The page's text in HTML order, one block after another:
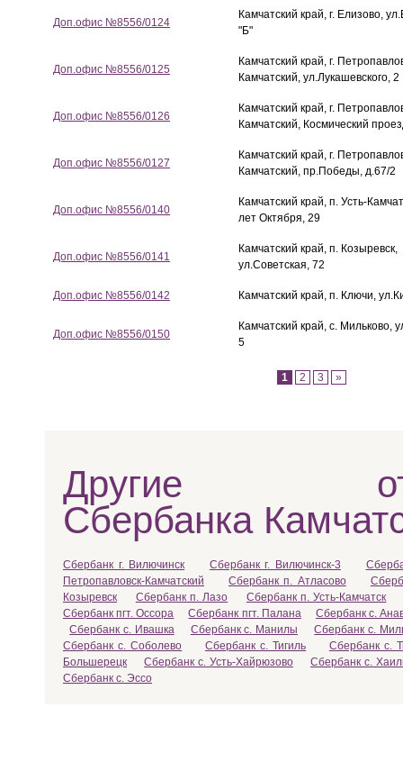
Доп.офис №8556/0124
Камчатский край, г. Елизово,
"Б"
Доп.офис №8556/0125
Камчатский край, г.
Камчатский, ул.Лукашевского, 2
Доп.офис №8556/0126
Камчатский край, г.
Камчатский, Космический
Доп.офис №8556/0127
Камчатский край, г.
Камчатский, пр.Победы, д.67/2
Доп.офис №8556/0140
Камчатский край, п. Усть-
лет Октября, 29
Доп.офис №8556/0141
Камчатский край, п. Козыревск,
ул.Советская, 72
Доп.офис №8556/0142 Камчатский край, п. Ключи,
Доп.офис №8556/0150
Камчатский край, с. Мильково,
5
1 2 3 »
Другие
Сбербанка
Сбербанк г. Вилючинск Сбербанк г. Вилючинск-3
Петропавловск-Камчатский
Сбербанк п. Атласово
Козыревск
Сбербанк п. Лазо
Сбербанк п. Усть-Камчатск
Сбербанк пгт. Оссора
Сбербанк пгт. Палана
Сбербанк с.
Сбербанк с. Ивашка
Сбербанк с. Манилы
Сбербанк с.
Сбербанк с. Соболево
Сбербанк с. Тигиль
Сбербанк с.
Большерецк
Сбербанк с. Усть-Хайрюзово
Сбербанк с.
Сбербанк с. Эссо